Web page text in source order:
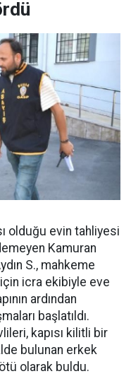
olduğu evin tahliyesi
Kamuran
S., mahkeme
icra ekibiyle eve
ardından
başlatıldı.
kapısı kilitli bir
bulunan erkek
olarak buldu.